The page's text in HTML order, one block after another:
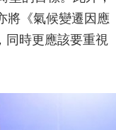
將《氣候變遷因應
同時更應該要重視